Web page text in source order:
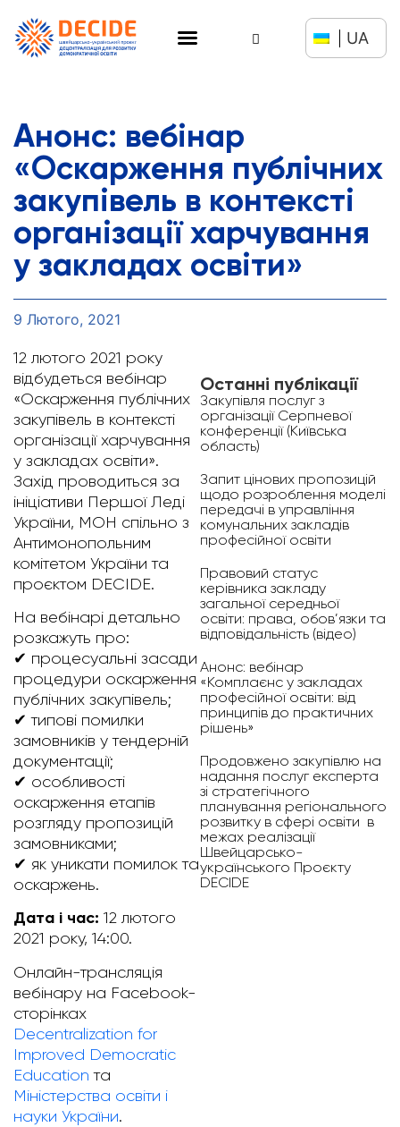
UA
Анонс: вебінар
«Оскарження публічних
закупівель в контексті
організації харчування
у закладах освіти»
9 Лютого, 2021
12 лютого 2021 року
відбудеться вебінар
«Оскарження публічних
закупівель в контексті
організації харчування
у закладах освіти».
Захід проводиться за
ініціативи Першої Леді
України, МОН спільно з
Антимонопольним
комітетом України та
проєктом DECIDE.
На вебінарі детально
розкажуть про:
✔ процесуальні засади
процедури оскарження
публічних закупівель;
✔ типові помилки
замовників у тендерній
документації;
✔ особливості
оскарження етапів
розгляду пропозицій
замовниками;
✔ як уникати помилок та
оскаржень.
Дата і час: 12 лютого
2021 року, 14:00.
Онлайн-трансляція
вебінару на Facebook-
сторінках
Decentralization for
Improved Democratic
Education та
Міністерства освіти і
науки України.
Останні публікації
Закупівля послуг з
організації Серпневої
конференції (Київська
область)
Запит цінових пропозицій
щодо розроблення моделі
передачі в управління
комунальних закладів
професійної освіти
Правовий статус
керівника закладу
загальної середньої
освіти: права, обов’язки та
відповідальність (відео)
Анонс: вебінар
«Комплаєнс у закладах
професійної освіти: від
принципів до практичних
рішень»
Продовжено закупівлю на
надання послуг експерта
зі стратегічного
планування регіонального
розвитку в сфері освіти в
межах реалізації
Швейцарсько-
українського Проєкту
DECIDE